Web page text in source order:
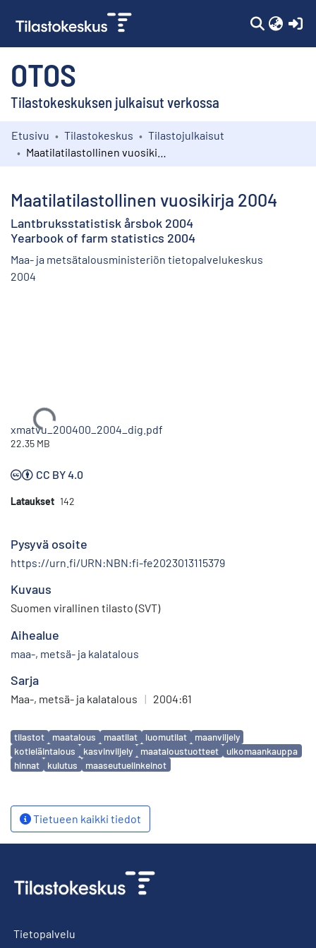
OTOS
Tilastokeskuksen julkaisut verkossa
Kokoelmat
Etusivu Tilastokeskus
Tilastojulkaisut
Maatilatilastollinen vuosikirja 2004
Lantbruksstatistisk årsbok 2004
Yearbook of farm statistics 2004
Maa- ja metsätalousministeriön tietopalvelukeskus
2004
Ladataan...
xmatvu_200400_2004_dig.pdf
22.35 MB
CC BY 4.0
Lataukset 142
Pysyvä osoite
https://urn.fi/URN:NBN:fi-fe2023013115379
Kuvaus
Suomen virallinen tilasto (SVT)
Aihealue
maa-, metsä- ja kalatalous
Sarja
Maa-, metsä- ja kalatalous | 2004:61
Avainsanat
tilastot maatalous maatilat luomutilat
maanviljely
kotieläintalous
kasvinviljely maataloustuotteet
ulkomaankauppa
hinnat
kulutus maaseutuelinkeinot
Tietueen kaikki tiedot
Tietopalvelu